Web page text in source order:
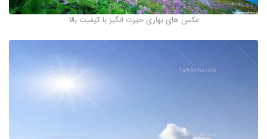
عکس های بهاری حیرت انگیز با کیفیت بالا